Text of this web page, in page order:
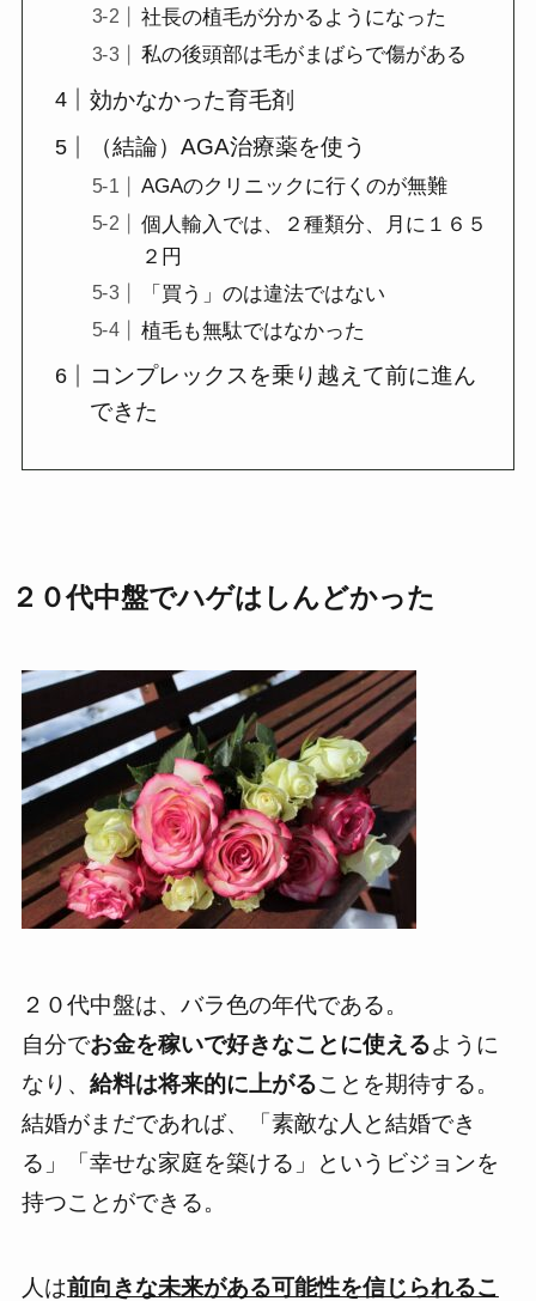
社長の植毛が分かるようになった
私の後頭部は毛がまばらで傷がある
効かなかった育毛剤
（結論）AGA治療薬を使う
AGAのクリニックに行くのが無難
個人輸入では、２種類分、月に１６５
２円
「買う」のは違法ではない
植毛も無駄ではなかった
コンプレックスを乗り越えて前に進ん
できた
２０代中盤でハゲはしんどかった
２０代中盤は、バラ色の年代である。
自分でお金を稼いで好きなことに使えるように
なり、 給料は将来的に上がることを期待する。
結婚がまだであれば、「素敵な人と結婚でき
る」「幸せな家庭を築ける」というビジョンを
持つことができる。
人は前向きな未来がある可能性を信じられるこ